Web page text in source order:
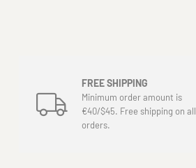
FREE SHIPPING
Minimum order amount is
€40/$45. Free shipping on all
orders.